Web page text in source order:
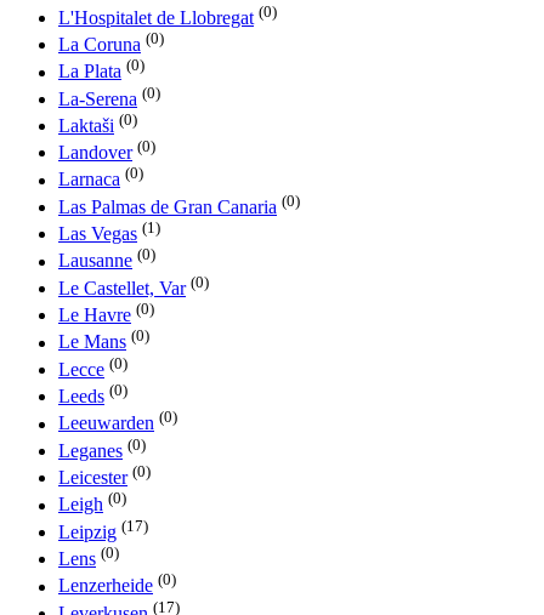
L'Hospitalet de Llobregat (0)
La Coruna (0)
La Plata (0)
La-Serena (0)
Laktaši (0)
Landover (0)
Larnaca (0)
Las Palmas de Gran Canaria (0)
Las Vegas (1)
Lausanne (0)
Le Castellet, Var (0)
Le Havre (0)
Le Mans (0)
Lecce (0)
Leeds (0)
Leeuwarden (0)
Leganes (0)
Leicester (0)
Leigh (0)
Leipzig (17)
Lens (0)
Lenzerheide (0)
(17)